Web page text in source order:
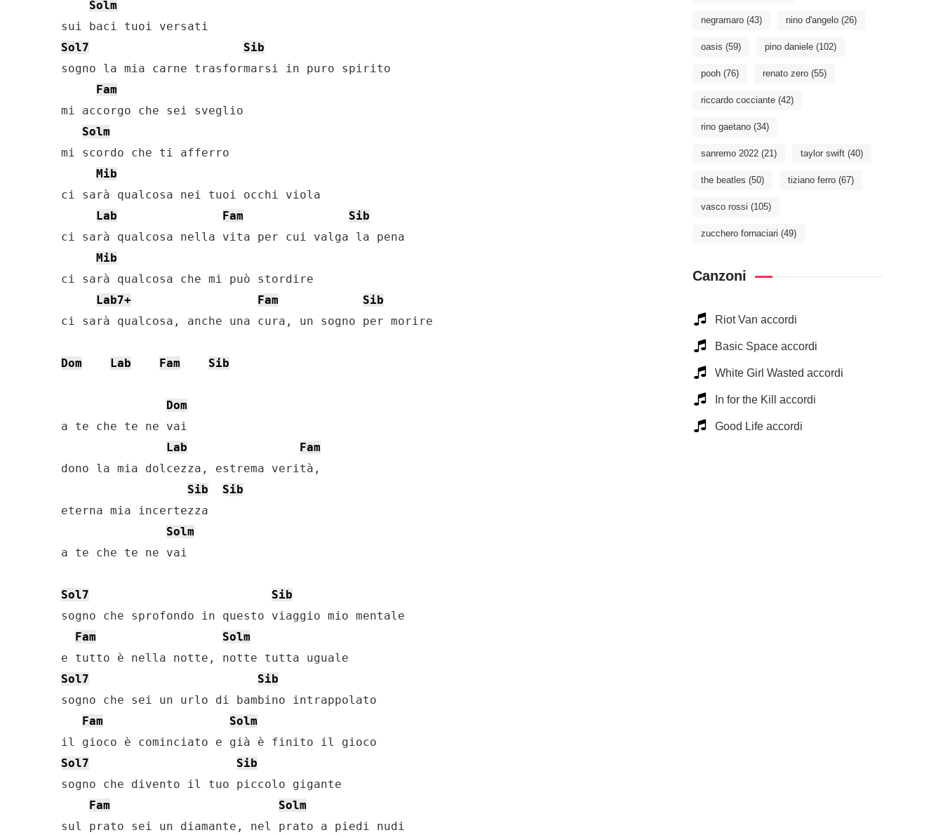
Solm
Sol7
Sib
sogno la mia carne trasformarsi in puro spirito
Fam
mi accorgo che sei sveglio
Solm
mi scordo che ti afferro
Mib
ci sarà qualcosa nei tuoi occhi viola
Lab
Fam
Sib
ci sarà qualcosa nella vita per cui valga la pena
Mib
ci sarà qualcosa che mi può stordire
Lab7+
Fam
Sib
ci sarà qualcosa, anche una cura, un sogno per morire
Dom Lab Fam Sib
Dom
a te che te ne vai
Lab
Fam
dono la mia dolcezza, estrema verità,
Sib
Sib
eterna mia incertezza
Solm
a te che te ne vai
Sol7
Sib
sogno che sprofondo in questo viaggio mio mentale
Fam
Solm
Sol7
Sib
sogno che sei un urlo di bambino intrappolato
Fam
Solm
Sol7
Sib
sogno che divento il tuo piccolo gigante
Fam
Solm
negramaro (43) nino d'angelo (26)
oasis (59) pino daniele (102)
pooh (76) renato zero (55)
riccardo cocciante (42)
rino gaetano (34)
sanremo 2022 (21) taylor swift (40)
the beatles (50) tiziano ferro (67)
vasco rossi (105)
zucchero fornaciari (49)
Canzoni
Riot Van accordi
Basic Space accordi
White Girl Wasted accordi
In for the Kill accordi
Good Life accordi